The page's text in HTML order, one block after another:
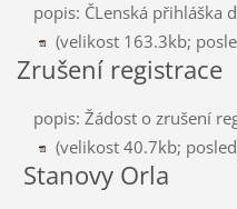
popis: ČLenská přihláška
(velikost 163.3kb;
Zrušení registrace
popis: Žádost o zrušení
(velikost 40.7kb;
Stanovy Orla